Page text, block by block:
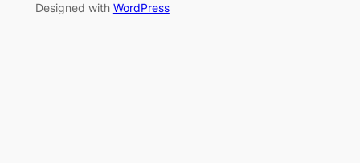
Designed with WordPress